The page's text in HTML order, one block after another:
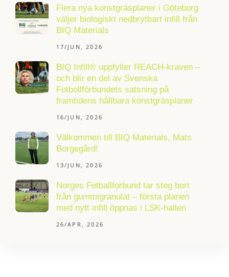
Flera nya konstgräsplaner i Göteborg
väljer biologiskt nedbrytbart infill från
BIQ Materials
17/JUN, 2026
BIQ Infill® uppfyller REACH-kraven –
och blir en del av Svenska
Fotbollförbundets satsning på
framtidens hållbara konstgräsplaner
16/JUN, 2026
Välkommen till BIQ Materials, Mats
Borgegård!
13/JUN, 2026
Norges Fotballforbund tar steg bort
från gummigranulat – första planen
med nytt infill öppnas i LSK-hallen
26/APR, 2026